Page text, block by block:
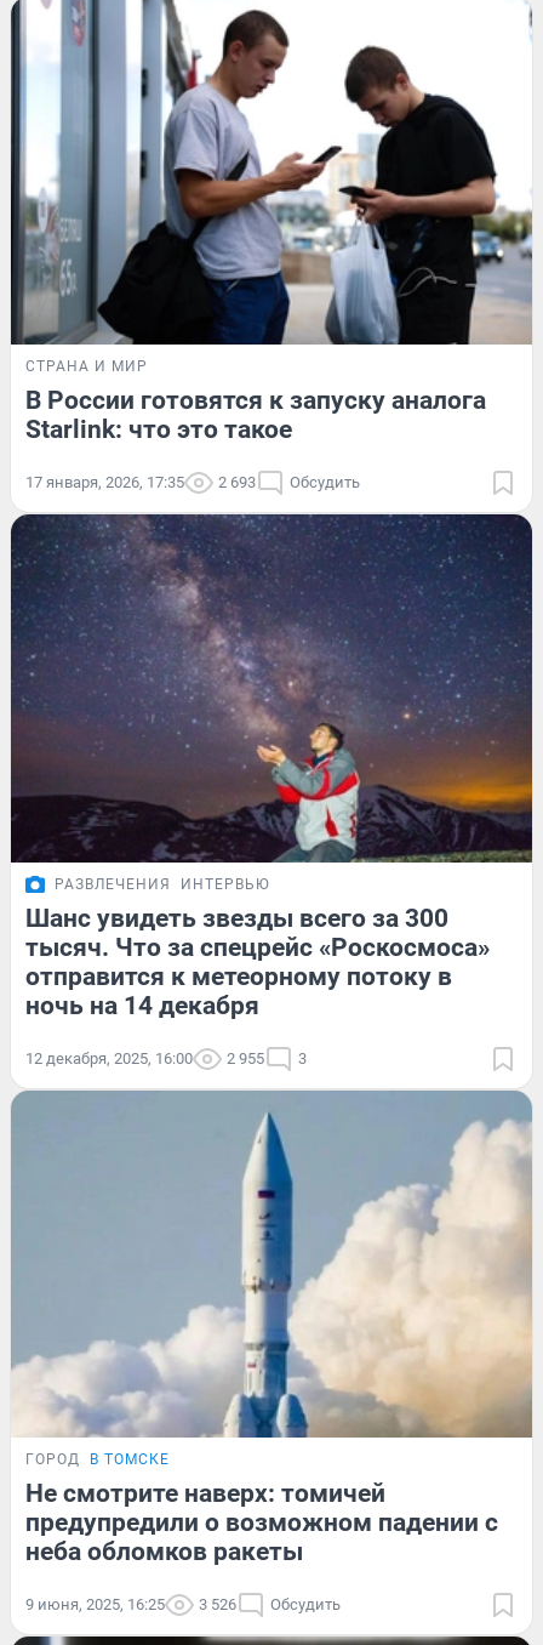
СТРАНА И МИР
В России готовятся к запуску аналога
Starlink: что это такое
17 января, 2026, 17:35 2 693 Обсудить
РАЗВЛЕЧЕНИЯ ИНТЕРВЬЮ
Шанс увидеть звезды всего за 300
тысяч. Что за спецрейс «Роскосмоса»
отправится к метеорному потоку в
ночь на 14 декабря
12 декабря, 2025, 16:00 2 955 3
ГОРОД В ТОМСКЕ
Не смотрите наверх: томичей
предупредили о возможном падении с
неба обломков ракеты
9 июня, 2025, 16:25 3 526 Обсудить